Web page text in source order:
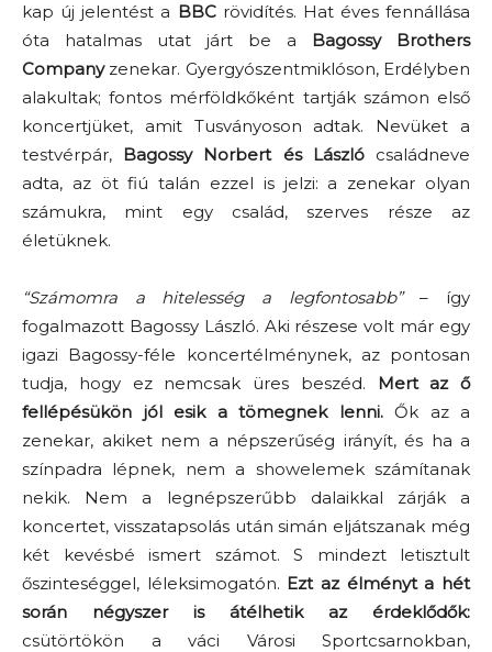
kap új jelentést a BBCrövidítés. Hat éves fennállása
óta hatalmas utat járt be a Bagossy Brothers
Companyzenekar. Gyergyószentmiklóson, Erdélyben
alakultak; fontos mérföldkőként tartják számon első
koncertjüket, amit Tusványoson adtak. Nevüket a
testvérpár, Bagossy Norbert és Lászlócsaládneve
adta, az öt fiú talán ezzel is jelzi: a zenekar olyan
számukra, mint egy család, szerves része az
életüknek.
“Számomra a hitelesség a legfontosabb”– így
fogalmazott Bagossy László. Aki részese volt már egy
igazi Bagossy-féle koncertélménynek, az pontosan
tudja, hogy ez nemcsak üres beszéd. Mert az ő
fellépésükön jól esik a tömegnek lenni.Ők az a
zenekar, akiket nem a népszerűség irányít, és ha a
színpadra lépnek, nem a showelemek számítanak
nekik. Nem a legnépszerűbb dalaikkal zárják a
koncertet, visszatapsolás után simán eljátszanak még
két kevésbé ismert számot. S mindezt letisztult
őszinteséggel, léleksimogatón. Ezt az élményt a hét
során négyszer is átélhetik az érdeklődők:
csütörtökön a váci Városi Sportcsarnokban,